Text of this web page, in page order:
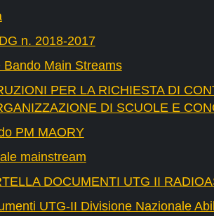
n. 2018-2017
Bando Main Streams
PER LA RICHIESTA DI
DI SCUOLE E
PM MAORY
mainstream
DOCUMENTI UTG II
UTG-II Divisione Nazionale